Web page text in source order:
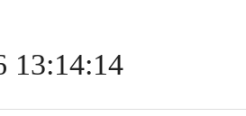
13:14:14